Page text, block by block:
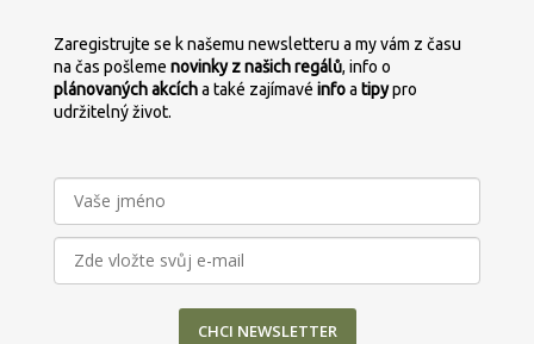
Zaregistrujte se k našemu newsletteru a my vám z času
na čas pošleme novinky z našich regálů, info o
plánovanýchakcícha také zajímavé infoa tipypro
udržitelný život.
CHCI NEWSLETTER